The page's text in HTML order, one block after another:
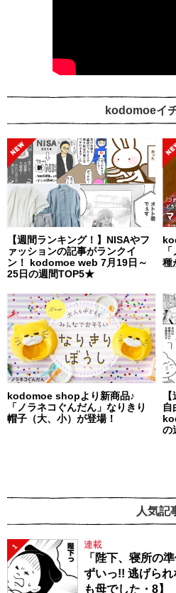
kodomoeイ
【週間ランキング！】NISAやフ
ァッションの記事がランクイ
ン！ kodomoe web 7月19日～
25日の週間TOP5★
種
kodomoe shopより新商品♪
「ノラネコぐんだん」なりきり
帽子（大、小）が登場！
自
の
人気記
1 連載
「陛下、寝所の
ずいっ!! 逃げら
も母でした・8】